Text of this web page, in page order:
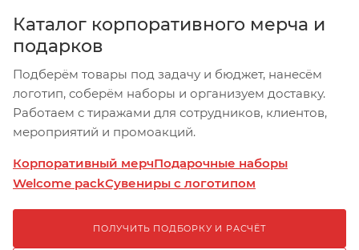
Каталог корпоративного мерча и
подарков
Подберём товары под задачу и бюджет, нанесём
логотип, соберём наборы и организуем доставку.
Работаем с тиражами для сотрудников, клиентов,
мероприятий и промоакций.
Корпоративный мерчПодарочные наборы
Welcome packСувениры с логотипом
ПОЛУЧИТЬ ПОДБОРКУ И РАСЧЁТ